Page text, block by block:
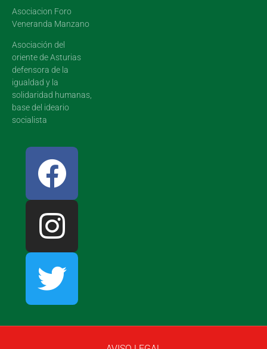
Asociacion Foro
Veneranda Manzano
Asociación del
oriente de Asturias
defensora de la
igualdad y la
solidaridad humanas,
base del ideario
socialista